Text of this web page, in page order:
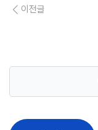
이전글